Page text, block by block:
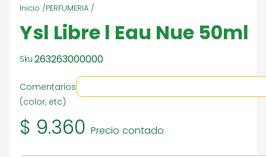
Inicio /PERFUMERIA /
Ysl Libre l Eau Nue 50ml
Sku:263263000000
Comentarios
(color, etc)
$ 9.360 Precio contado